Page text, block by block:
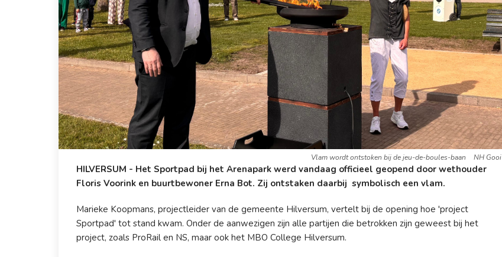
Vlam wordt ontstoken bij de jeu-de-boules-baan NH Gooi
HILVERSUM - Het Sportpad bij het Arenapark werd vandaag officieel geopend door wethouder
Floris Voorink en buurtbewoner Erna Bot. Zij ontstaken daarbij symbolisch een vlam.
Marieke Koopmans, projectleider van de gemeente Hilversum, vertelt bij de opening hoe 'project
Sportpad' tot stand kwam. Onder de aanwezigen zijn alle partijen die betrokken zijn geweest bij het
project, zoals ProRail en NS, maar ook het MBO College Hilversum.